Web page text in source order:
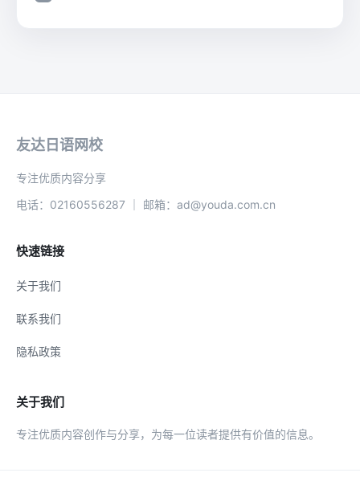
友达日语网校
专注优质内容分享
电话：02160556287 ｜ 邮箱：ad@youda.com.cn
快速链接
关于我们
联系我们
隐私政策
关于我们
专注优质内容创作与分享，为每一位读者提供有价值的信息。